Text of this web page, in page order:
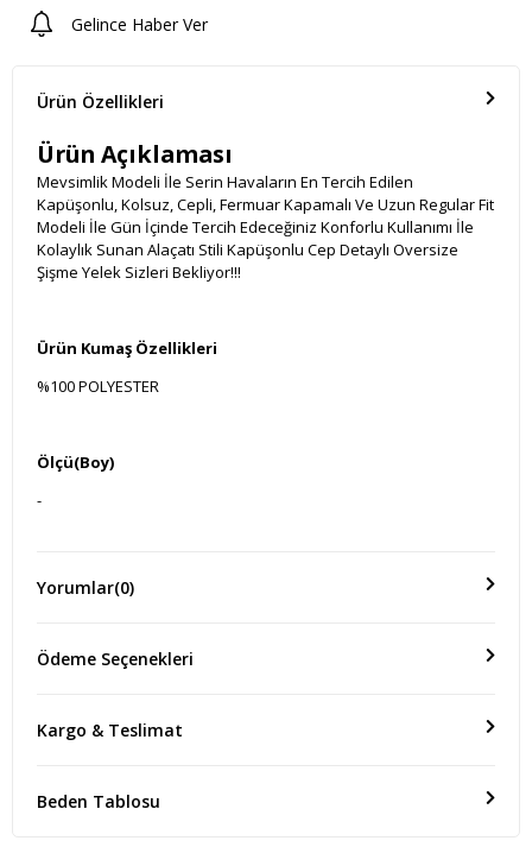
Gelince Haber Ver
Ürün Özellikleri
Ürün Açıklaması
Mevsimlik Modeli İle Serin Havaların En Tercih Edilen
Kapüşonlu, Kolsuz, Cepli, Fermuar Kapamalı Ve Uzun Regular Fit
Modeli İle Gün İçinde Tercih Edeceğiniz Konforlu Kullanımı İle
Kolaylık Sunan Alaçatı Stili Kapüşonlu Cep Detaylı Oversize
Şişme Yelek Sizleri Bekliyor!!!
Ürün Kumaş Özellikleri
%100 POLYESTER
Ölçü(Boy)
-
Yorumlar(0)
Ödeme Seçenekleri
Kargo & Teslimat
Beden Tablosu